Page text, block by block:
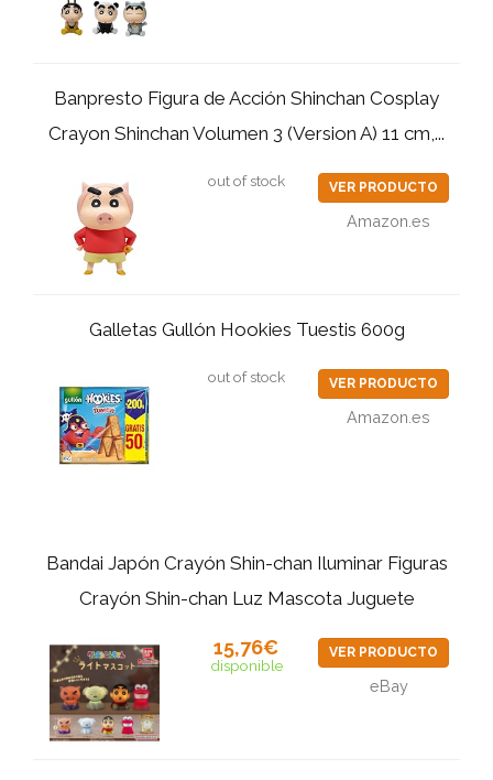
Banpresto Figura de Acción Shinchan Cosplay
Crayon Shinchan Volumen 3 (Version A) 11 cm,...
out of stock VER PRODUCTO
Amazon.es
Galletas Gullón Hookies Tuestis 600g
out of stock VER PRODUCTO
Amazon.es
Bandai Japón Crayón Shin-chan Iluminar Figuras
Crayón Shin-chan Luz Mascota Juguete
15,76€
disponible
VER PRODUCTO
eBay